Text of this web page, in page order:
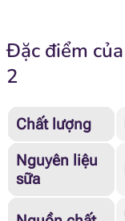
Đặc điểm
2
Chất lượng
Nguyên liệu
sữa